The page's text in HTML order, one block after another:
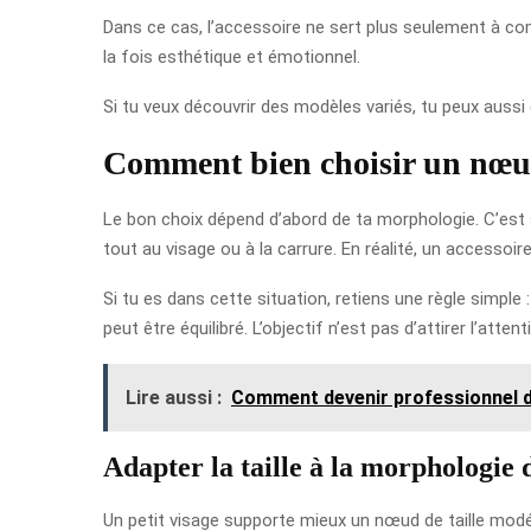
Dans ce cas, l’accessoire ne sert plus seulement à
la fois esthétique et émotionnel.
Si tu veux découvrir des modèles variés, tu peux
Comment bien choisir un
Le bon choix dépend d’abord de ta morphologie.
tout au visage ou à la carrure. En réalité, un
Si tu es dans cette situation, retiens une règle
peut être équilibré. L’objectif n’est pas d’attirer
Lire aussi : Comment devenir professionnel
Adapter la taille à la morphologie
Un petit visage supporte mieux un nœud de taille